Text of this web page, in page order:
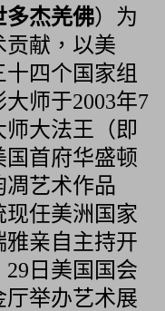
多杰羌佛）为
贡献，以美
四个国家组
师于2003年7
师大法王（即
首府华盛顿
凋艺术作品
现任美洲国家
亲自主持开
29日美国国会
厅举办艺术展